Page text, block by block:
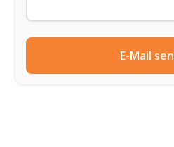
E-Mail